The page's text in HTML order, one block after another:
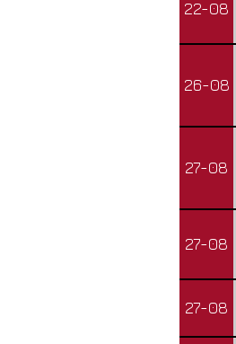
22-08
26-08
27-08
27-08
27-08